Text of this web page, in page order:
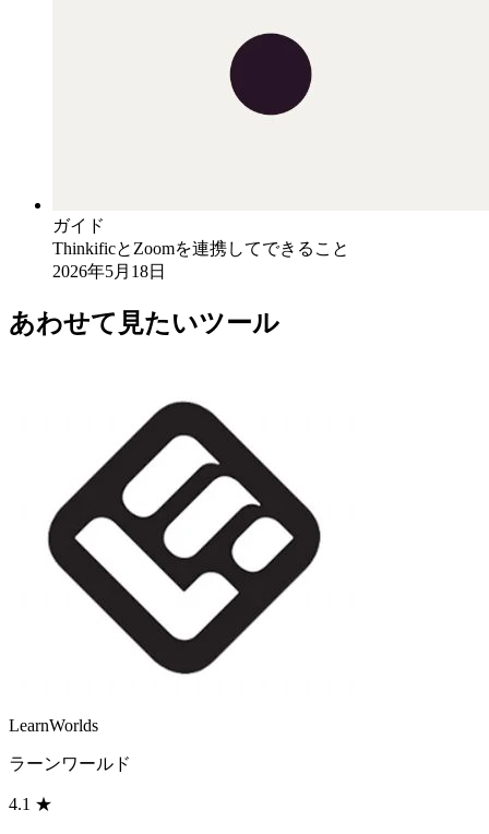
ガイド
ThinkificとZoomを連携してできること
2026年5月18日
あわせて見たいツール
LearnWorlds
ラーンワールド
4.1 ★